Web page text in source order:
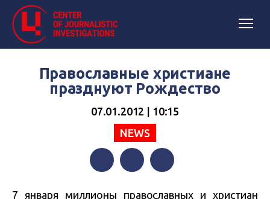
Православные христиане
празднуют Рождество
07.01.2012 | 10:15
NEWS
7 января миллионы православных и христиан